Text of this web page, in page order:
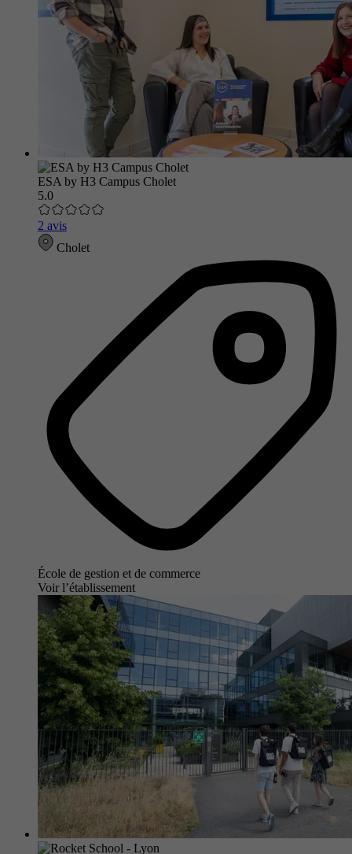
ESA by H3 Campus Cholet
5.0
2 avis
Cholet
École de gestion et de commerce
Voir l’établissement